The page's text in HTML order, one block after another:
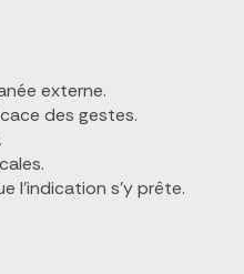
externe.
des gestes.
l'indication s'y prête.